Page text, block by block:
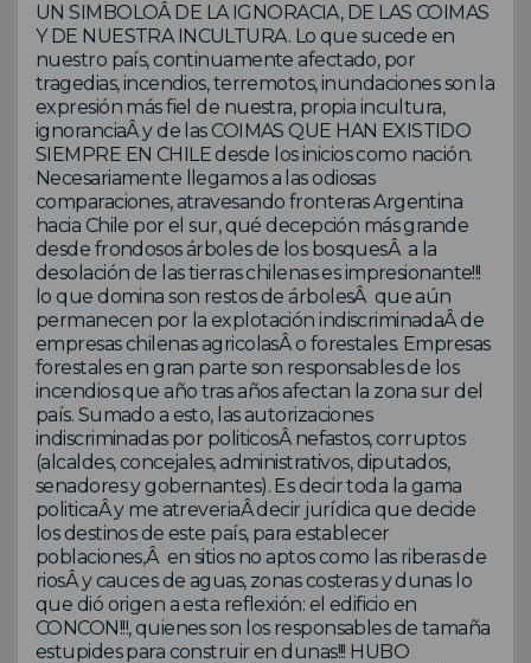
UN SIMBOLOÂ DE LA IGNORACIA, DE LAS COIMAS
Y DE NUESTRA INCULTURA. Lo que sucede en
nuestro país, continuamente afectado, por
tragedias, incendios, terremotos, inundaciones son la
expresión más fiel de nuestra, propia incultura,
ignoranciaÂ y de las COIMAS QUE HAN EXISTIDO
SIEMPRE EN CHILE desde los inicios como nación.
Necesariamente llegamos a las odiosas
comparaciones, atravesando fronteras Argentina
hacia Chile por el sur, qué decepción más grande
desde frondosos árboles de los bosquesÂ a la
desolación de las tierras chilenas es impresionante!!!
lo que domina son restos de árbolesÂ que aún
permanecen por la explotación indiscriminadaÂ de
empresas chilenas agricolasÂ o forestales. Empresas
forestales en gran parte son responsables de los
incendios que año tras años afectan la zona sur del
país. Sumado a esto, las autorizaciones
indiscriminadas por politicosÂ nefastos, corruptos
(alcaldes, concejales, administrativos, diputados,
senadores y gobernantes). Es decir toda la gama
politicaÂ y me atreveriaÂ decir jurídica que decide
los destinos de este país, para establecer
poblaciones,Â en sitios no aptos como las riberas de
riosÂ y cauces de aguas, zonas costeras y dunas lo
que dió origen a esta reflexión: el edificio en
CONCON!!!, quienes son los responsables de tamaña
estupides para construir en dunas!!! HUBO